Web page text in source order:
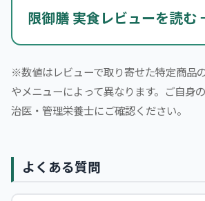
限御膳 実食レビューを読
※数値はレビューで取り寄せた特定商品
やメニューによって異なります。ご自身
治医・管理栄養士にご確認ください。
よくある質問